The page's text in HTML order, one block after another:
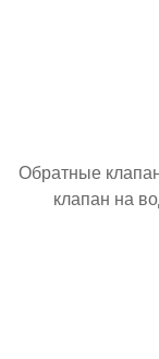
Обратные
клапан на